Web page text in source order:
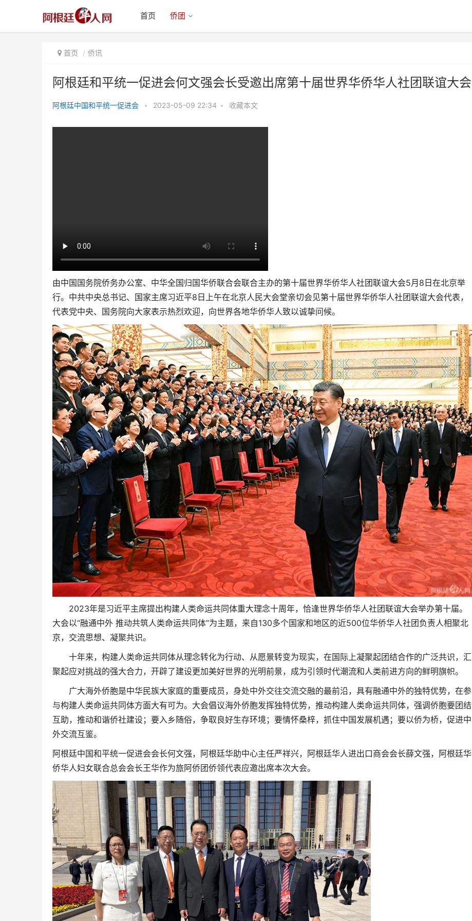
首页 侨团
首页 侨讯
阿根廷和平统一促进会何文强会长受邀出席第十届世界华侨华人社团联谊大会
阿根廷中国和平统一促进会 • 2023-05-09 22:34 • 收藏本文
由中国国务院侨务办公室、中华全国归国华侨联合会联合主办的第十届世界华侨华人社团联谊大会5月8日在北京举
行。中共中央总书记、国家主席习近平8日上午在北京人民大会堂亲切会见第十届世界华侨华人社团联谊大会代表，
代表党中央、国务院向大家表示热烈欢迎，向世界各地华侨华人致以诚挚问候。
2023年是习近平主席提出构建人类命运共同体重大理念十周年，恰逢世界华侨华人社团联谊大会举办第十届。
大会以“融通中外 推动共筑人类命运共同体”为主题，来自130多个国家和地区的近500位华侨华人社团负责人相聚北
京，交流思想、凝聚共识。
十年来，构建人类命运共同体从理念转化为行动、从愿景转变为现实，在国际上凝聚起团结合作的广泛共识，汇
聚起应对挑战的强大合力，开辟了建设更加美好世界的光明前景，成为引领时代潮流和人类前进方向的鲜明旗帜。
广大海外侨胞是中华民族大家庭的重要成员，身处中外交往交流交融的最前沿，具有融通中外的独特优势，在参
与构建人类命运共同体方面大有可为。大会倡议海外侨胞发挥独特优势，推动构建人类命运共同体，强调侨胞要团结
互助，推动和谐侨社建设；要入乡随俗，争取良好生存环境；要情怀桑梓，抓住中国发展机遇；要以侨为桥，促进中
外交流互鉴。
阿根廷中国和平统一促进会会长何文强，阿根廷华助中心主任严祥兴，阿根廷华人进出口商会会长薛文强，阿根廷华
侨华人妇女联合总会会长王华作为旅阿侨团侨领代表应邀出席本次大会。